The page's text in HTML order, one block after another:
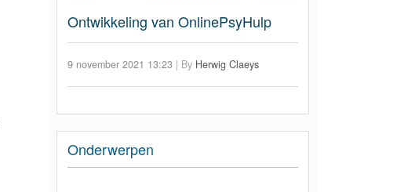
Ontwikkeling van OnlinePsyHulp
9 november 2021 13:23 | By Herwig Claeys
Onderwerpen